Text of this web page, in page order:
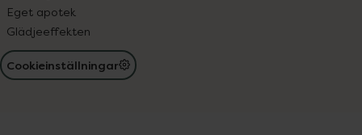
Eget apotek
Glädjeeffekten
Cookieinställningar